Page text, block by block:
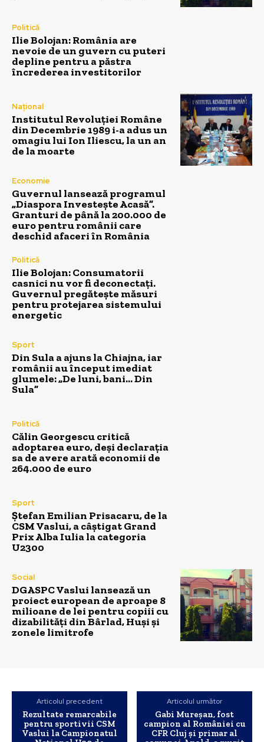
Politică
Ilie Bolojan: România are
nevoie de un guvern cu puteri
depline pentru a păstra
încrederea investitorilor
Național
Institutul Revoluției Române
din Decembrie 1989 i-a adus un
omagiu lui Ion Iliescu, la un an
de la moarte
Economie
Guvernul lansează programul
„Diaspora Investește Acasă”.
Granturi de până la 200.000 de
euro pentru românii care
deschid afaceri în România
Politică
Ilie Bolojan: Consumatorii
casnici nu vor fi deconectați.
Guvernul pregătește măsuri
pentru protejarea sistemului
energetic
Sport
Din Sula a ajuns la Chiajna, iar
românii au început imediat
glumele: „De luni, bani… Din
Sula”
Politică
Călin Georgescu critică
adoptarea euro, deși declarația
sa de avere arată economii de
264.000 de euro
Sport
Ștefan Emilian Prisacaru, de la
CSM Vaslui, a câștigat Grand
Prix Alba Iulia la categoria
U2300
Social
DGASPC Vaslui lansează un
proiect european de aproape 8
milioane de lei pentru copiii cu
dizabilități din Bârlad, Huși și
zonele limitrofe
Articolul precedent
Rezultate remarcabile
pentru sportivii CSM
Vaslui la Campionatul
Articolul următor
Gabi Mureșan, fost
campion al României cu
CFR Cluj și primar al